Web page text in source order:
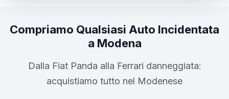
Compriamo Qualsiasi Auto Incidentata
a Modena
Dalla Fiat Panda alla Ferrari danneggiata:
acquistiamo tutto nel Modenese